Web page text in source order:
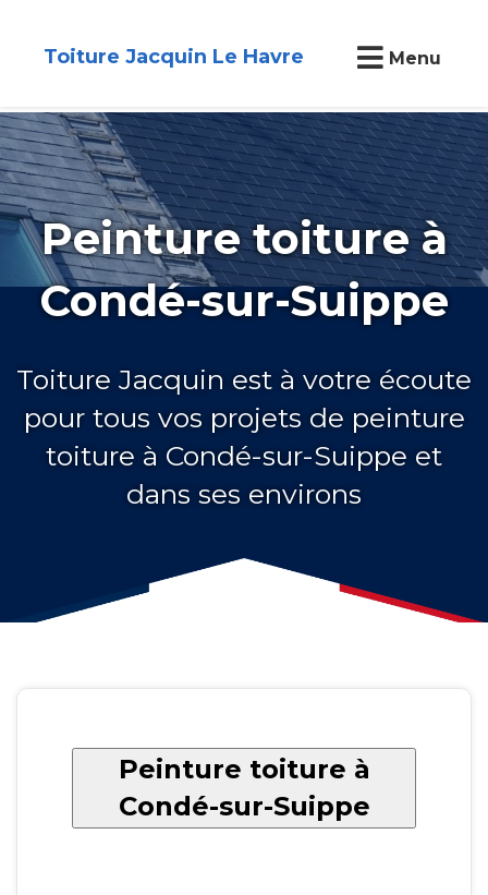
Toiture Jacquin Le Havre Menu
Peinture toiture à
Condé-sur-Suippe
Toiture Jacquin est à votre écoute
pour tous vos projets de peinture
toiture à Condé-sur-Suippe et
dans ses environs
Peinture toiture à
Condé-sur-Suippe